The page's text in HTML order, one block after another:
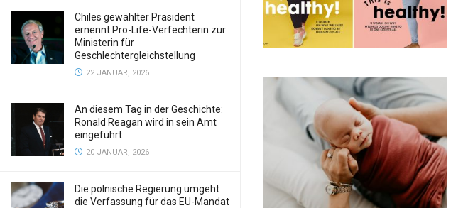
Chiles gewählter Präsident
ernennt Pro-Life-Verfechterin zur
Ministerin für
Geschlechtergleichstellung
22 JANUAR, 2026
An diesem Tag in der Geschichte:
Ronald Reagan wird in sein Amt
eingeführt
20 JANUAR, 2026
Die polnische Regierung umgeht
die Verfassung für das EU-Mandat